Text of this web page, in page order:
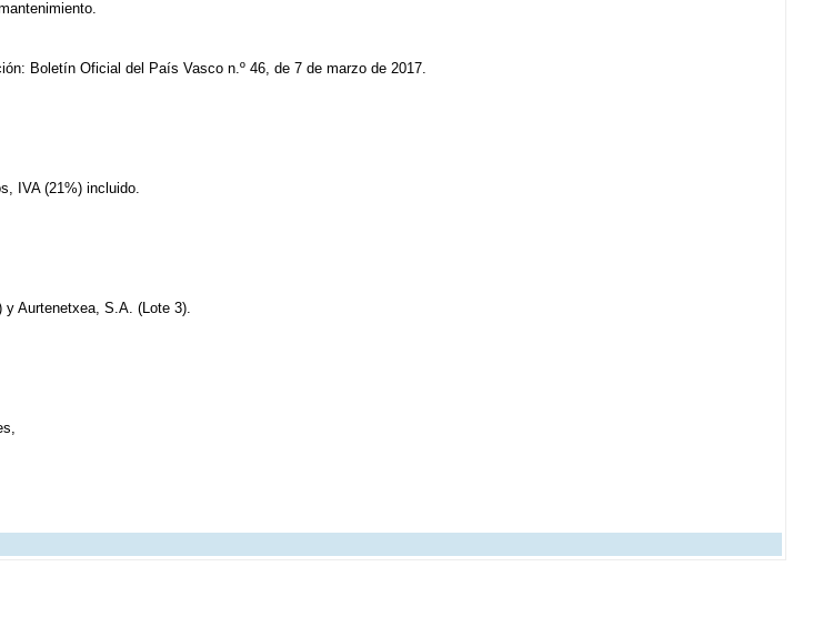
Boletín Oficial del País Vasco n.º 46, de 7 de marzo de 2017.
IVA (21%) incluido.
Aurtenetxea, S.A. (Lote 3).